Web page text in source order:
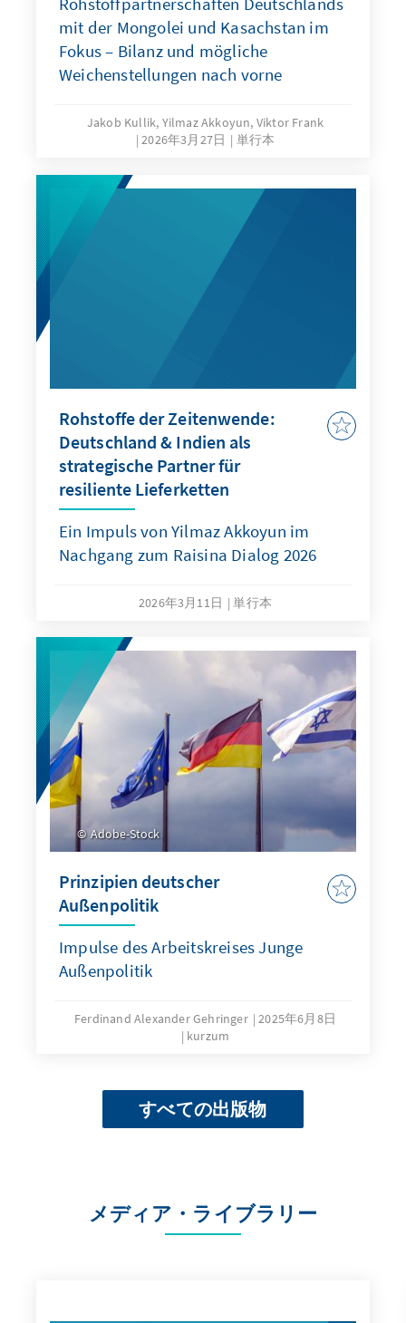
mit der Mongolei und Kasachstan im
Fokus – Bilanz und mögliche
Weichenstellungen nach vorne
Jakob Kullik, Yilmaz Akkoyun, Viktor Frank
2026年3月27日
単行本
Rohstoffe der Zeitenwende:
Deutschland & Indien als
strategische Partner für
resiliente Lieferketten
Ein Impuls von Yilmaz Akkoyun im
Nachgang zum Raisina Dialog 2026
2026年3月11日 単行本
Adobe-Stock
Prinzipien deutscher
Außenpolitik
Impulse des Arbeitskreises Junge
Außenpolitik
Ferdinand Alexander Gehringer
2025年6月8日
kurzum
すべての出版物
メディア・ライブラリー